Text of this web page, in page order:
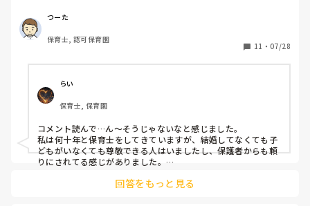
上司に好かれてないとか保護者とかかわるのって難しいなん
て話になった時のことです
護者からしたら頼りないかもしれないと思いながらも、がん
ばって保護者と話すようにしようとか保育の知識、子ども理
解を深めようと意識しながらやってきたつもりだけど、何か
違うのかな？って思っています。
友だちは、男でしかも結婚して子どももいる。
だからね、
「保護者からしたら子育ての面から話ができたり、アドバイ
と、その友だちは言っていてね。
つーた
保育士, 認可保育園
11 ・ 07/28
らい
保育士, 保育園
コメント読んで…ん〜そうじゃないなと感じました。
私は何十年と保育士をしてきていますが、結婚してなくても子
どもがいなくても尊敬できる人はいましたし、保護者からも頼
りにされてる感じがありました。
どうかだと思います。プラス専門性も。
回答をもっと見る